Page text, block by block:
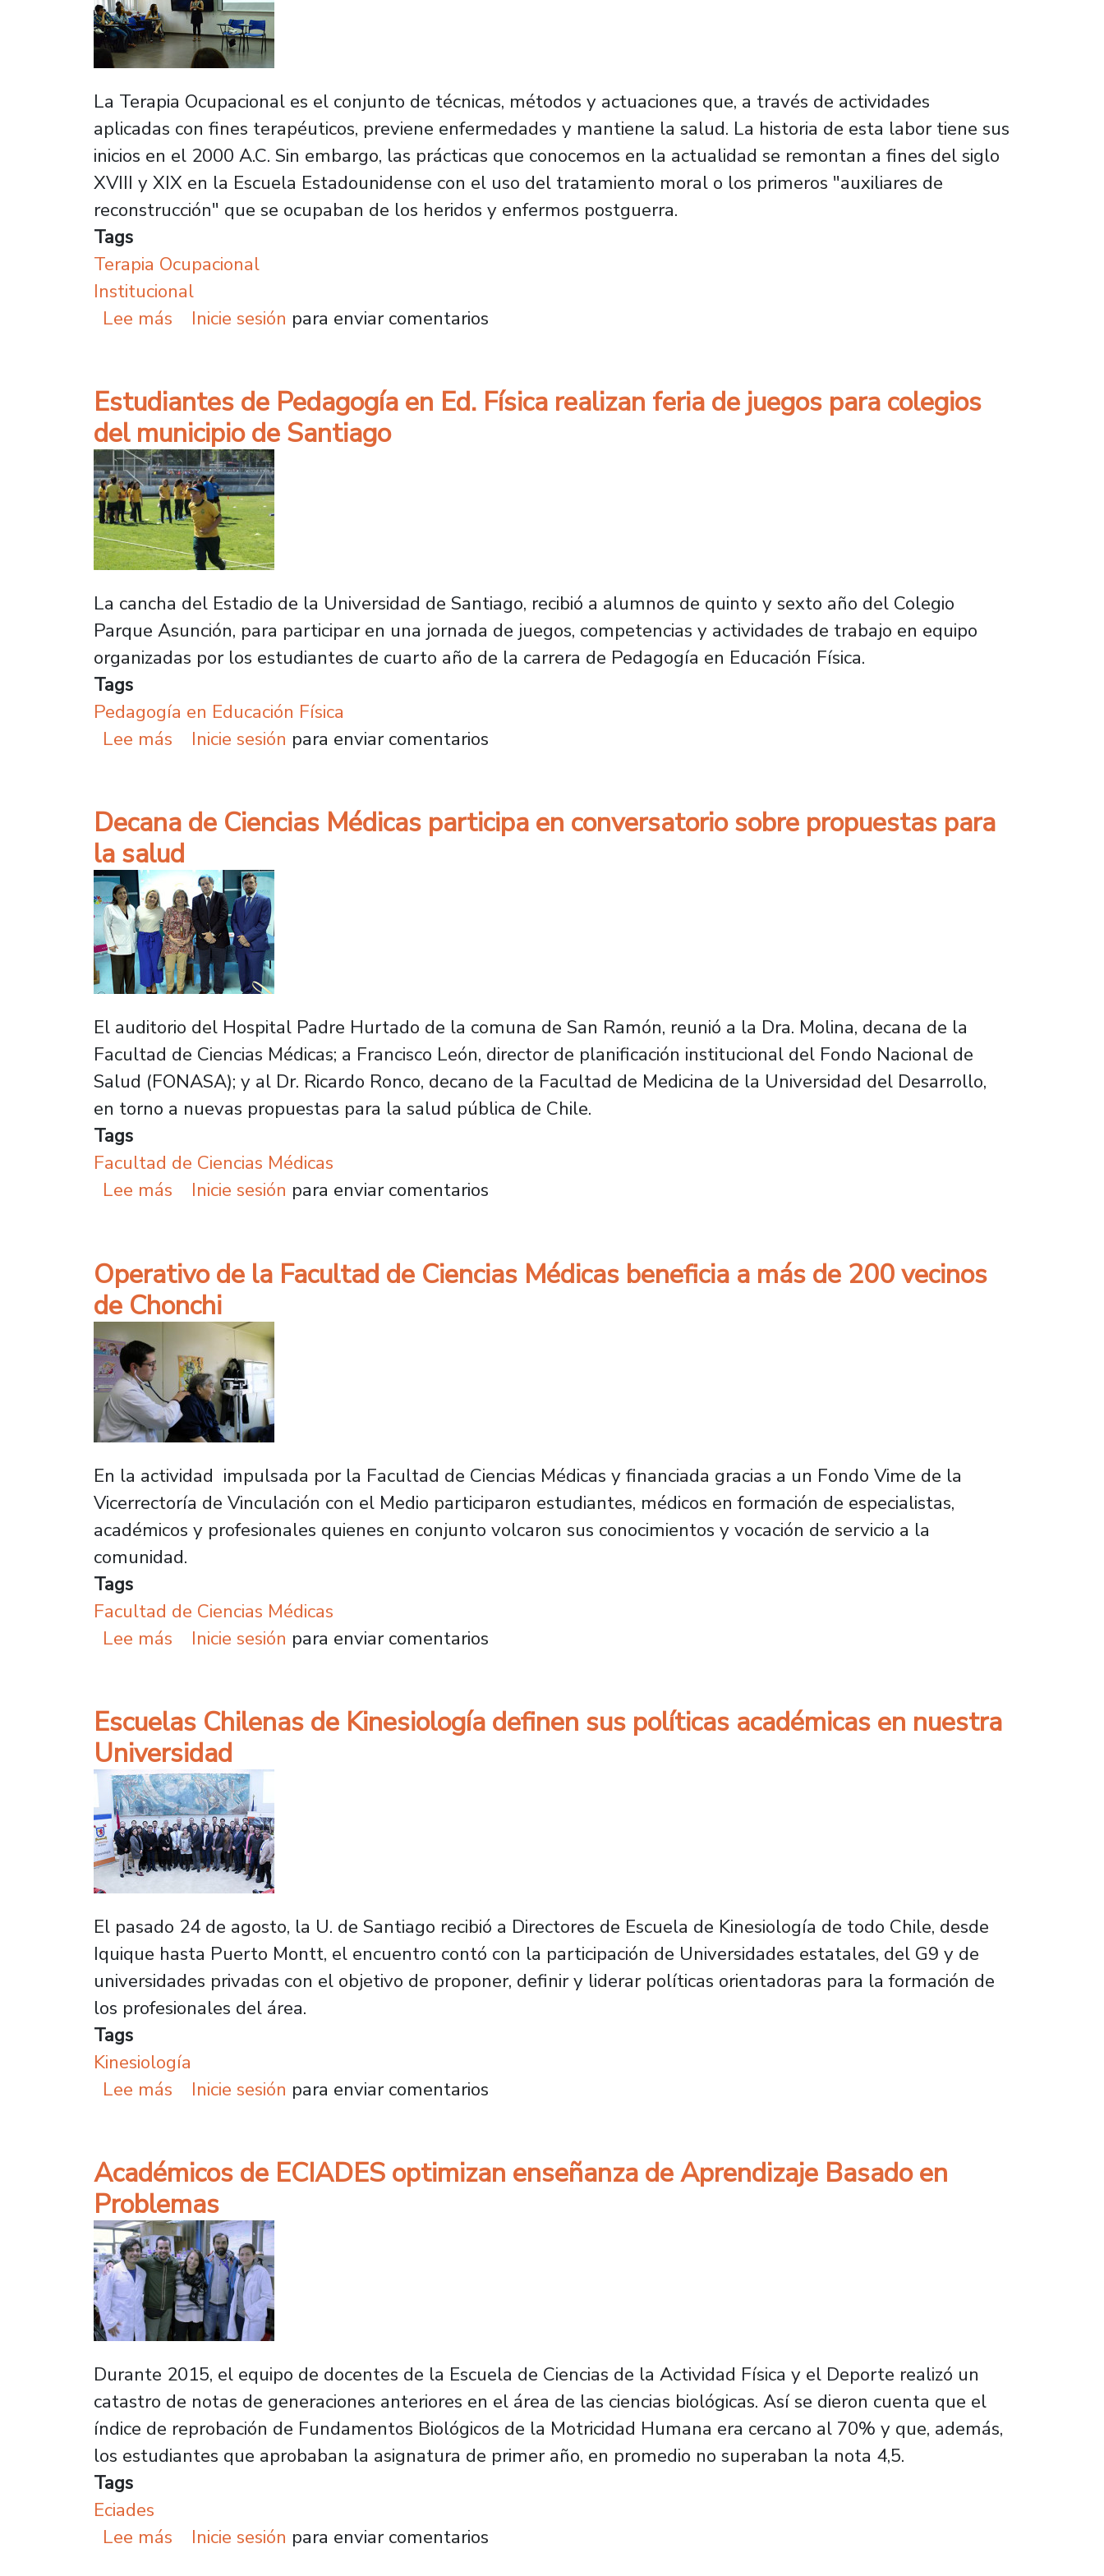
La Terapia Ocupacional es el conjunto de técnicas, métodos y actuaciones que, a través de actividades
aplicadas con fines terapéuticos, previene enfermedades y mantiene la salud. La historia de esta labor tiene sus
inicios en el 2000 A.C. Sin embargo, las prácticas que conocemos en la actualidad se remontan a fines del siglo
XVIII y XIX en la Escuela Estadounidense con el uso del tratamiento moral o los primeros "auxiliares de
reconstrucción" que se ocupaban de los heridos y enfermos postguerra.
Tags
Terapia Ocupacional
Institucional
Lee más sobre Terapia Ocupacional realiza primer encuentro para definir las prácticas a nivel latinoamericano
Inicie sesión para enviar comentarios
Estudiantes de Pedagogía en Ed. Física realizan feria de juegos para colegios
del municipio de Santiago
La cancha del Estadio de la Universidad de Santiago, recibió a alumnos de quinto y sexto año del Colegio
Parque Asunción, para participar en una jornada de juegos, competencias y actividades de trabajo en equipo
organizadas por los estudiantes de cuarto año de la carrera de Pedagogía en Educación Física.
Tags
Pedagogía en Educación Física
Lee más sobre Estudiantes de Pedagogía en Ed. Física realizan feria de juegos para colegios del municipio de Santiago
Inicie sesión para enviar comentarios
Decana de Ciencias Médicas participa en conversatorio sobre propuestas para
la salud
El auditorio del Hospital Padre Hurtado de la comuna de San Ramón, reunió a la Dra. Molina, decana de la
Facultad de Ciencias Médicas; a Francisco León, director de planificación institucional del Fondo Nacional de
Salud (FONASA); y al Dr. Ricardo Ronco, decano de la Facultad de Medicina de la Universidad del Desarrollo,
en torno a nuevas propuestas para la salud pública de Chile.
Tags
Facultad de Ciencias Médicas
Lee más sobre Decana de Ciencias Médicas participa en conversatorio sobre propuestas para la salud
Inicie sesión para enviar comentarios
Operativo de la Facultad de Ciencias Médicas beneficia a más de 200 vecinos
de Chonchi
En la actividad impulsada por la Facultad de Ciencias Médicas y financiada gracias a un Fondo Vime de la
Vicerrectoría de Vinculación con el Medio participaron estudiantes, médicos en formación de especialistas,
académicos y profesionales quienes en conjunto volcaron sus conocimientos y vocación de servicio a la
comunidad.
Tags
Facultad de Ciencias Médicas
Lee más sobre Operativo de la Facultad de Ciencias Médicas beneficia a más de 200 vecinos de Chonchi
Inicie sesión para enviar comentarios
Escuelas Chilenas de Kinesiología definen sus políticas académicas en nuestra
Universidad
El pasado 24 de agosto, la U. de Santiago recibió a Directores de Escuela de Kinesiología de todo Chile, desde
Iquique hasta Puerto Montt, el encuentro contó con la participación de Universidades estatales, del G9 y de
universidades privadas con el objetivo de proponer, definir y liderar políticas orientadoras para la formación de
los profesionales del área.
Tags
Kinesiología
Lee más sobre Escuelas Chilenas de Kinesiología definen sus políticas académicas en nuestra Universidad
Inicie sesión para enviar comentarios
Académicos de ECIADES optimizan enseñanza de Aprendizaje Basado en
Problemas
Durante 2015, el equipo de docentes de la Escuela de Ciencias de la Actividad Física y el Deporte realizó un
catastro de notas de generaciones anteriores en el área de las ciencias biológicas. Así se dieron cuenta que el
índice de reprobación de Fundamentos Biológicos de la Motricidad Humana era cercano al 70% y que, además,
los estudiantes que aprobaban la asignatura de primer año, en promedio no superaban la nota 4,5.
Tags
Eciades
Lee más sobre Académicos de ECIADES optimizan enseñanza de Aprendizaje Basado en Problemas
Inicie sesión para enviar comentarios